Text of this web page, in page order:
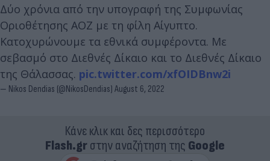
Δύο χρόνια από την υπογραφή της Συμφωνίας
Οριοθέτησης ΑΟΖ με τη φίλη Αίγυπτο.
Κατοχυρώνουμε τα εθνικά συμφέροντα. Με
σεβασμό στο Διεθνές Δίκαιο και το Διεθνές Δίκαιο
της Θάλασσας. pic.twitter.com/xfOIDBnw2i
— Nikos Dendias (@NikosDendias) August 6, 2022
Κάνε κλικ και δες περισσότερο
Flash.grστην αναζήτηση της Google